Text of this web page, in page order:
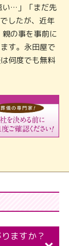
い…」「まだ先
したが、近年
の事を事前に
す。永田屋で
何度でも無料
ますか？